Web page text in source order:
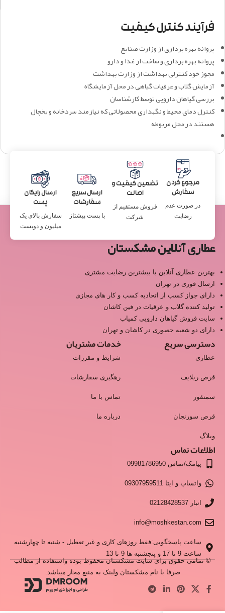
فرآیند کنترل کیفیت
پروانه بهره برداری از وزارت صنایع
پروانه بهره برداری و ساخت از غذا و دارو
مجوز خود کنترلی بهداشت از وزارت بهداشت
آزمایش گلاب و عرقیات گیاهی در محل آزمایشگاه
بررسی گیاهان دارویی توسط کارشناسان
کنترل دمای محیط و نگهداری محصولاتی که نیازمند سردخانه و یخچال
هستند در محل مربوطه
مرجوع کردن
سفارش
در صورت عدم
رضایت
تضمین کیفیت و
اصالت
فروش مستقیم از
شرکت
ارسال سریع
سفارشات
با پست پیشتاز
ارسال رایگان
پست
سفارش بالای یک
میلیون و دویست
عطاری آنلاین مشکستان
بهترین عطاری آنلاین با بیشترین رضایت مشتری
ارسال فوری در تهران
دارای جواز کسب از اتحادیه کسب و کار های مجازی
تولید کننده گلاب و عرقیات در فین کاشان
سایت فروش گیاهان دارویی کمیاب
دارای دو شعبه حضوری در کاشان و تهران
دسترسی سریع
عطاری
قرص ریلایف
سمنقور
قرص سورنجان
وبلاگ
خدمات مشتریان
شرایط و مقررات
رهگیری سفارشات
تماس با ما
درباره ما
اطلاعات تماس
پیامک/تماس 09981786950
واتساپ و ایتا 09307959511
انبار 02128428537
info@moshkestan.com
ساعت پاسخگویی:فقط روزهای کاری و غیر تعطیل - شنبه تا چهارشنبه
ساعت 9 تا 17 و پنجشنبه ها 9 تا 13
© تمامی حقوق برای سایت مشکستان محفوظ بوده واستفاده از مطالب
صرفا با نام مشکستان ولینک به منبع مجاز میباشد.